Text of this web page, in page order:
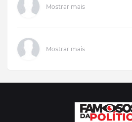
Mostrar mais
Mostrar mais